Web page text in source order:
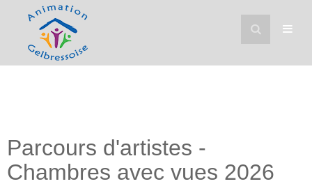
Parcours d'artistes -
Chambres avec vues 2026